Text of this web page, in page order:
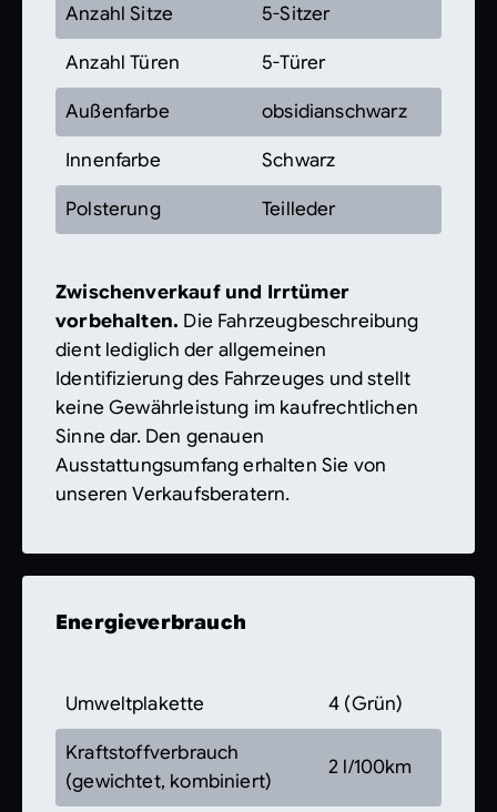
Anzahl Sitze 5-Sitzer
Anzahl Türen 5-Türer
Außenfarbe obsidianschwarz
Innenfarbe Schwarz
Polsterung Teilleder
Zwischenverkauf und Irrtümer
vorbehalten. Die Fahrzeugbeschreibung
dient lediglich der allgemeinen
Identifizierung des Fahrzeuges und stellt
keine Gewährleistung im kaufrechtlichen
Sinne dar. Den genauen
Ausstattungsumfang erhalten Sie von
unseren Verkaufsberatern.
Energieverbrauch
Umweltplakette 4 (Grün)
Kraftstoffverbrauch
(gewichtet, kombiniert)
2 l/100km